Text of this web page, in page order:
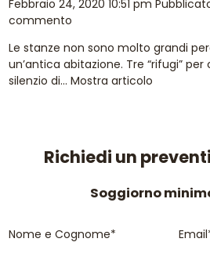
Febbraio 24, 2020 10:51 pm
commento
Le stanze non sono molto grandi
un’antica abitazione. Tre “rifugi”
silenzio di...Mostra articolo
Richiedi un
Soggiorno
Nome e Cognome*